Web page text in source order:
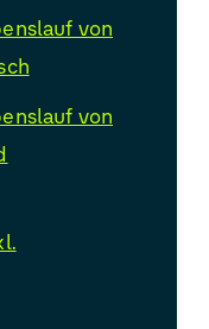
von
von